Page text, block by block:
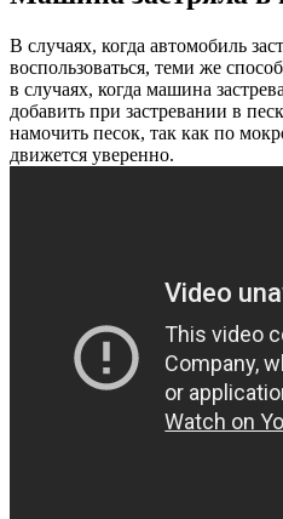
В случаях, когда автомобиль
воспользоваться, теми же
в случаях, когда машина
добавить при застревании в
намочить песок, так как по
движется уверенно.